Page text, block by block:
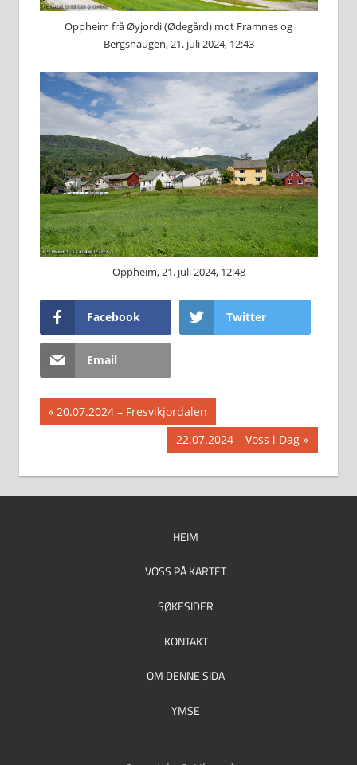
Oppheim frå Øyjordi (Ødegård) mot Framnes og
Bergshaugen, 21. juli 2024, 12:43
Oppheim, 21. juli 2024, 12:48
Facebook Twitter
Email
Innleggsnavigasjon
Previous
Post:
20.07.2024 – Fresvikjordalen
Next
Post:
22.07.2024 – Voss i Dag
HEIM
VOSS PÅ KARTET
SØKESIDER
KONTAKT
OM DENNE SIDA
YMSE